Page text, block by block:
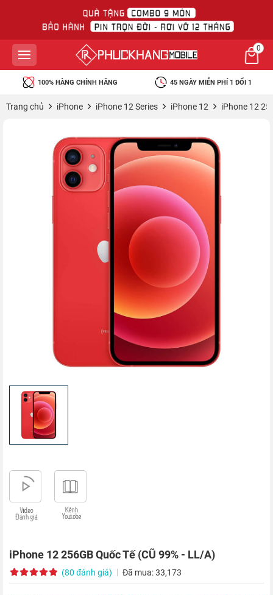
0
100% HÀNG CHÍNH HÃNG 45 NGÀY MIỄN PHÍ 1 ĐỔI 1
Trang chủ iPhone iPhone 12 Series iPhone 12 iPhone 12
iPhone 12 256GB Quốc Tế (CŨ 99% - LL/A)
(80 đánh giá) Đã mua: 33,173